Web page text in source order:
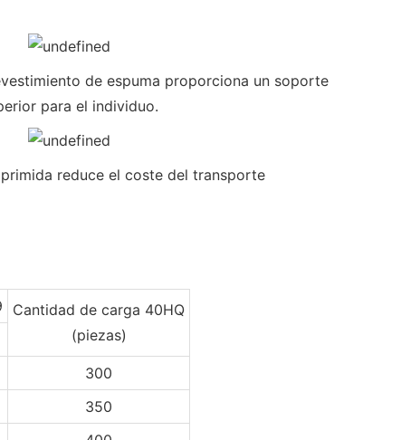
de espuma proporciona un soporte
para el individuo.
reduce el coste del transporte
Cantidad de carga 40HQ
(piezas)
300
350